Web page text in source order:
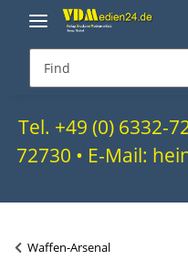
Tel. +49 (0) 6332-
72730 • E-Mail:
Waffen-Arsenal